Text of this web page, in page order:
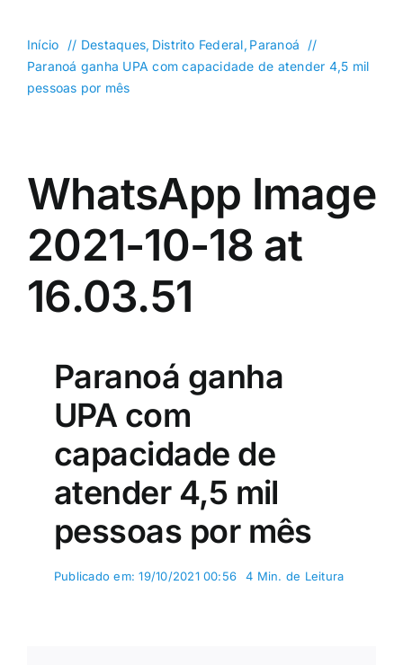
Goiás
Política
Entretenimento
Buscar
resultados
para:
Início Destaques Distrito Federal Paranoá
Paranoá ganha UPA com capacidade de atender 4,5 mil
pessoas por mês
WhatsApp Image
2021-10-18 at
16.03.51
Paranoá ganha
UPA com
capacidade de
atender 4,5 mil
pessoas por mês
Publicado em: 19/10/2021 00:56 4 Min. de Leitura